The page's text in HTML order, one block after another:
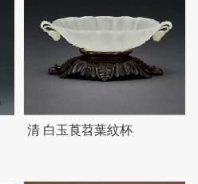
清 白玉莨苕葉紋杯